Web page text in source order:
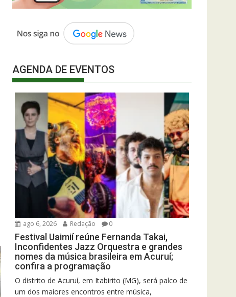
AGENDA DE EVENTOS
ago 6, 2026 Redação 0
Festival Uaimií reúne Fernanda Takai,
Inconfidentes Jazz Orquestra e grandes
nomes da música brasileira em Acuruí;
confira a programação
O distrito de Acuruí, em Itabirito (MG), será palco de
um dos maiores encontros entre música,